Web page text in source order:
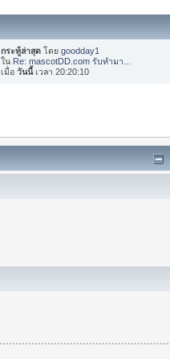
กระทู้ล่าสุด โดยgoodday1
ใน Re: mascotDD.com รับทำมา...
เมื่อวันนี้เวลา 20:20:10